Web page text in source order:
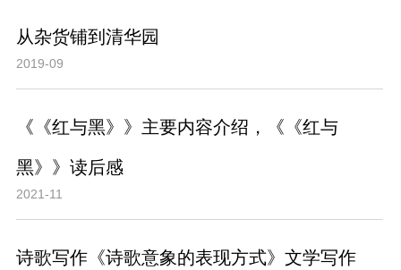
从杂货铺到清华园
2019-09
《《红与黑》》主要内容介绍，《《红与
黑》》读后感
2021-11
诗歌写作《诗歌意象的表现方式》文学写作